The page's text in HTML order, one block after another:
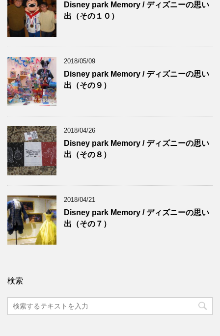
Disney park Memory / ディズニーの思い
出（その１０）
2018/05/09
Disney park Memory / ディズニーの思い
出（その９）
2018/04/26
Disney park Memory / ディズニーの思い
出（その８）
2018/04/21
Disney park Memory / ディズニーの思い
出（その７）
検索